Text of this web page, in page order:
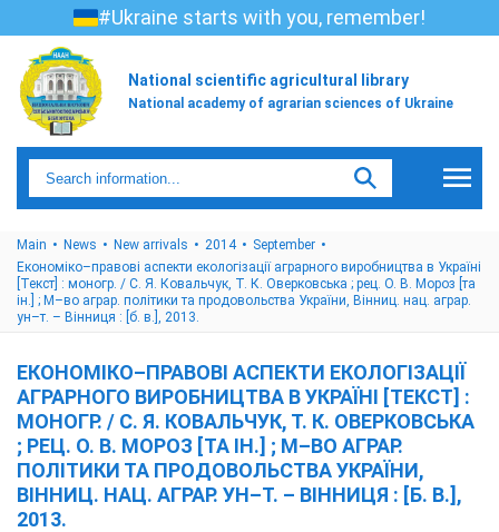
#Ukraine starts with you, remember!
National scientific agricultural library
National academy of agrarian sciences of Ukraine
Main News New arrivals 2014
September
Економіко–правові аспекти екологізації аграрного виробництва в Україні
[Текст] : моногр. / С. Я. Ковальчук, Т. К. Оверковська ; рец. О. В. Мороз [та
ін.] ; М–во аграр. політики та продовольства України, Вінниц. нац. аграр.
ун–т. – Вінниця : [б. в.], 2013.
ЕКОНОМІКО–ПРАВОВІ АСПЕКТИ ЕКОЛОГІЗАЦІЇ
АГРАРНОГО ВИРОБНИЦТВА В УКРАЇНІ [ТЕКСТ] :
МОНОГР. / С. Я. КОВАЛЬЧУК, Т. К. ОВЕРКОВСЬКА
; РЕЦ. О. В. МОРОЗ [ТА ІН.] ; М–ВО АГРАР.
ПОЛІТИКИ ТА ПРОДОВОЛЬСТВА УКРАЇНИ,
ВІННИЦ. НАЦ. АГРАР. УН–Т. – ВІННИЦЯ : [Б. В.],
2013.